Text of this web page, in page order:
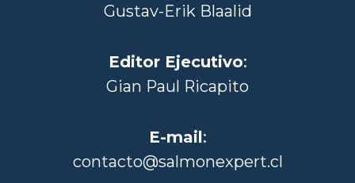
Gustav-Erik Blaalid
Editor Ejecutivo:
Gian Paul Ricapito
E-mail:
contacto@salmonexpert.cl